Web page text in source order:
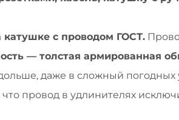
катушке с проводом ГОСТ.
— толстая армированная
даже в сложный погодных
провод в удлинителях